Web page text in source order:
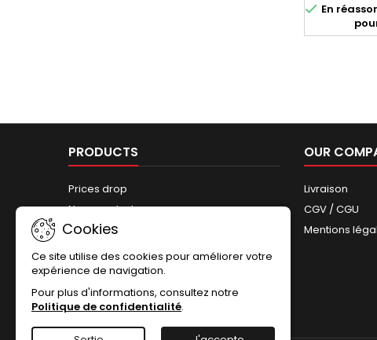
 En
PRODUCTS
Prices drop
New products
Best sales
Sitemap
OUR
Livraison
CGV / CGU
Mentions
Cookies
Ce site utilise des cookies pour améliorer votre
expérience de navigation.
Pour plus d'informations, consultez notre
Politique de confidentialité.